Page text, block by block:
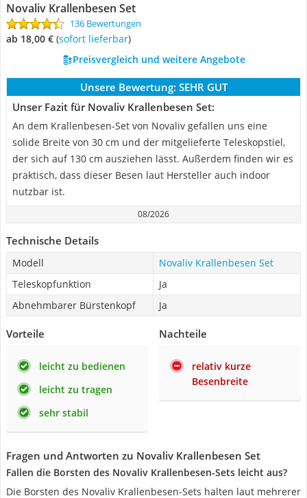
Novaliv Krallenbesen Set
136 Bewertungen
ab 18,00 € ( Sofort lieferbar)
Preisvergleich und weitere Angebote
Unsere Bewertung: SEHR GUT
Unser Fazit für Novaliv Krallenbesen Set:
An dem Krallenbesen-Set von Novaliv gefallen uns eine
solide Breite von 30 cm und der mitgelieferte Teleskopstiel,
der sich auf 130 cm ausziehen lässt. Außerdem finden wir es
praktisch, dass dieser Besen laut Hersteller auch indoor
nutzbar ist.
08/2026
Technische Details
Modell
Novaliv Krallenbesen Set
Teleskopfunktion
Ja
Abnehmbarer Bürstenkopf
Ja
Vorteile
leicht zu bedienen
leicht zu tragen
sehr stabil
Nachteile
relativ kurze
Besenbreite
Fragen und Antworten zu Novaliv Krallenbesen Set
Fallen die Borsten des Novaliv Krallenbesen-Sets leicht aus?
Die Borsten des Novaliv Krallenbesen-Sets halten laut mehrerer